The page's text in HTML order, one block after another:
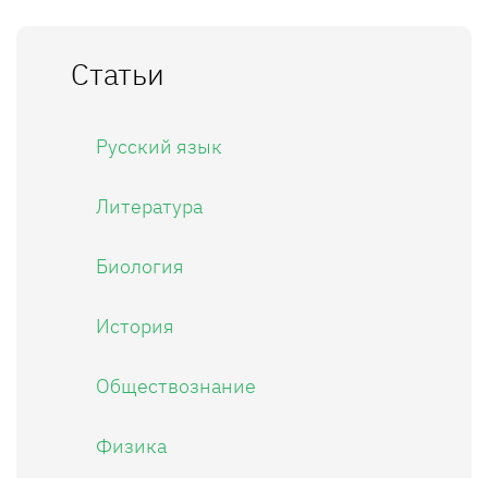
Статьи
Русский язык
Литература
Биология
История
Обществознание
Физика